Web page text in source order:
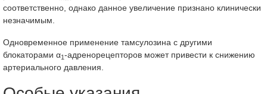
соответственно, однако данное увеличение признано клинически
незначимым.
Одновременное применение тамсулозина с другими
блокаторами α1-адренорецепторов может привести к снижению
артериального давления.